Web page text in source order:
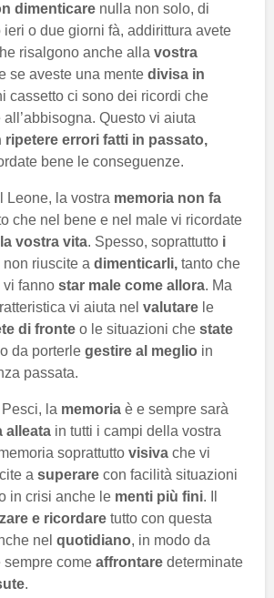
dimenticare nulla non solo, di
o due giorni fà, addirittura avete
risalgono anche alla vostra
se aveste una mente divisa in
cassetto ci sono dei ricordi che
Questo vi aiuta
ripetere errori fatti in passato,
bene le conseguenze.
Leone, la vostra memoria non fa
che nel bene e nel male vi ricordate
vostra vita. Spesso, soprattutto i
non riuscite a dimenticarli, tanto che
vi fanno star male come allora. Ma
vi aiuta nel valutare le
di fronte o le situazioni che state
da porterle gestire al meglio in
passata.
la memoria è e sempre sarà
alleata in tutti i campi della vostra
soprattutto visiva che vi
a superare con facilità situazioni
in crisi anche le menti più fini. Il
e ricordare tutto con questa
nel quotidiano, in modo da
come affrontare determinate
.